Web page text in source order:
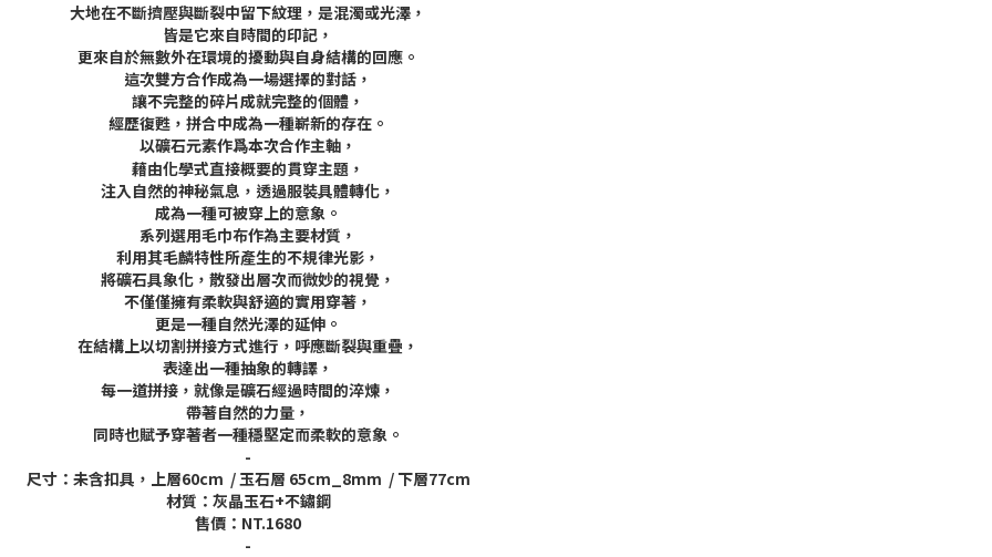
大地在不斷擠壓與斷裂中留下紋理，是混濁或光澤，
皆是它來自時間的印記，
更來自於無數外在環境的擾動與自身結構的回應。
這次雙方合作成為一場選擇的對話，
讓不完整的碎片成就完整的個體，
經歷復甦，拼合中成為一種嶄新的存在。
以礦石元素作爲本次合作主軸，
藉由化學式直接概要的貫穿主題，
注入自然的神秘氣息，透過服裝具體轉化，
成為一種可被穿上的意象。
系列選用毛巾布作為主要材質，
利用其毛麟特性所產生的不規律光影，
將礦石具象化，散發出層次而微妙的視覺，
不僅僅擁有柔軟與舒適的實用穿著，
更是一種自然光澤的延伸。
在結構上以切割拼接方式進行，呼應斷裂與重疊，
表達出一種抽象的轉譯，
每一道拼接，就像是礦石經過時間的淬煉，
帶著自然的力量，
同時也賦予穿著者一種穩堅定而柔軟的意象。
-
尺寸：未含扣具，上層60cm /玉石層 65cm_8mm / 下層77cm
材質：灰晶玉石+不鏽鋼
售價： NT.1680
-